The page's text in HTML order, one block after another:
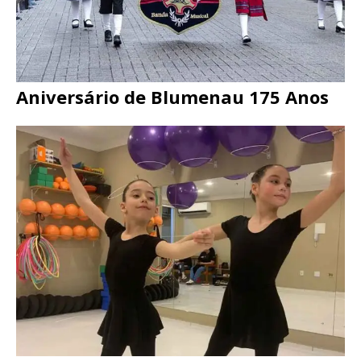
Aniversário de Blumenau 175 Anos